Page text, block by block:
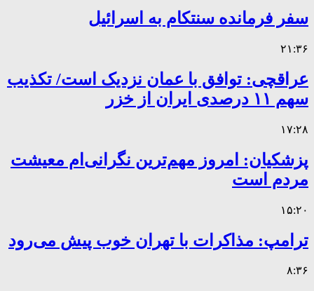
سفر فرمانده سنتکام به اسرائیل
۲۱:۳۶
عراقچی: توافق با عمان نزدیک است/ تکذیب
سهم ۱۱ درصدی ایران از خزر
۱۷:۲۸
پزشکیان: امروز مهم‌ترین نگرانی‌ام معیشت
مردم است
۱۵:۲۰
ترامپ: مذاکرات با تهران خوب پیش می‌رود
۸:۳۶